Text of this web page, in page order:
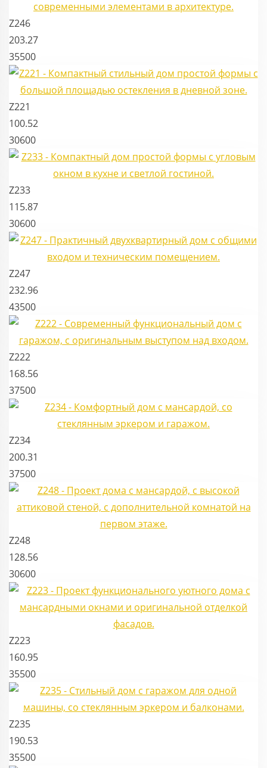
Z246
203.27
35500
Z221
100.52
30600
Z233
115.87
30600
Z247
232.96
43500
Z222
168.56
37500
Z234
200.31
37500
Z248
128.56
30600
Z223
160.95
35500
Z235
190.53
35500